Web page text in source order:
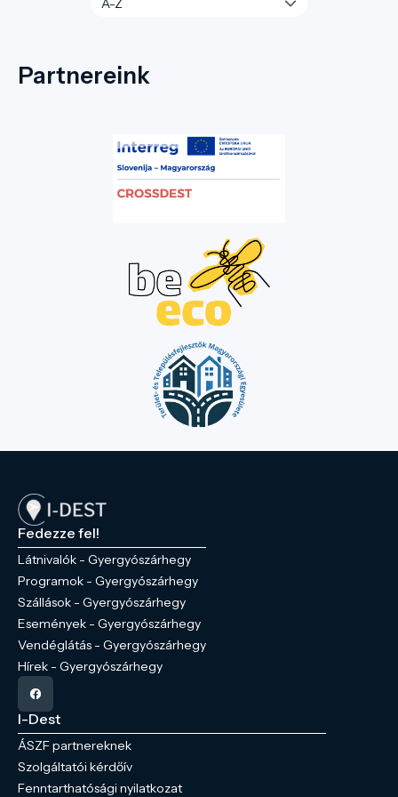
Partnereink
Fedezze fel!
Látnivalók - Gyergyószárhegy
Programok - Gyergyószárhegy
Szállások - Gyergyószárhegy
Események - Gyergyószárhegy
Vendéglátás - Gyergyószárhegy
Hírek - Gyergyószárhegy
I-Dest
ÁSZF partnereknek
Szolgáltatói kérdőív
Fenntarthatósági nyilatkozat